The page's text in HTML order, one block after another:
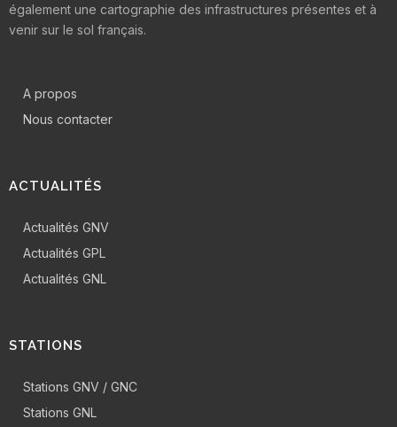
également une cartographie des infrastructures présentes et à
venir sur le sol français.
A propos
Nous contacter
ACTUALITÉS
Actualités GNV
Actualités GPL
Actualités GNL
STATIONS
Stations GNV / GNC
Stations GNL